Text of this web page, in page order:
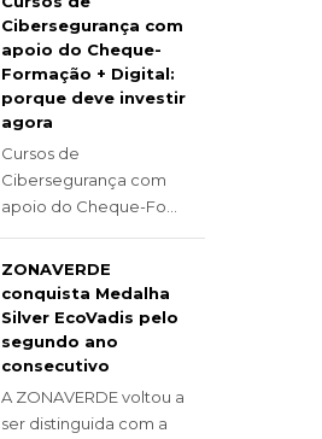
Cibersegurança com
apoio do Cheque-
Formação + Digital:
porque deve investir
agora
Cursos de
Cibersegurança com
apoio do Cheque-Fo...
ZONAVERDE
conquista Medalha
Silver EcoVadis pelo
segundo ano
consecutivo
A ZONAVERDE voltou a
ser distinguida com a